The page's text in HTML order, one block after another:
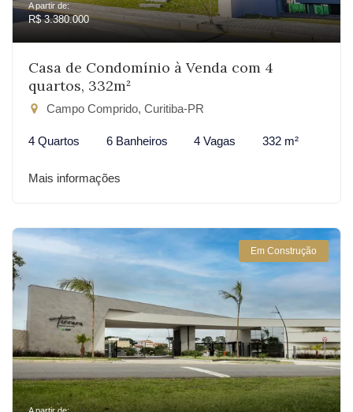
A partir de:
R$ 3.380.000
Casa de Condomínio à Venda com 4
quartos, 332m²
Campo Comprido, Curitiba-PR
4 Quartos 6 Banheiros 4 Vagas 332 m²
Mais informações
Em Construção